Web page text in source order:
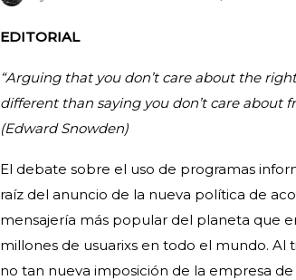
EDITORIAL
“Arguing that you don’t care about the
different than saying you don’t care about
(Edward Snowden)
El debate sobre el uso de programas
raíz del anuncio de la nueva política de
mensajería más popular del planeta que
millones de usuarixs en todo el mundo.
no tan nueva imposición de la empresa